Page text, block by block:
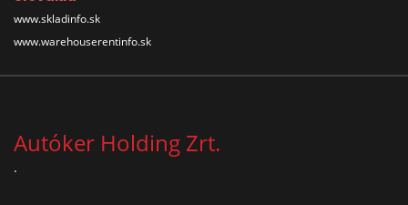
www.skladinfo.sk
www.warehouserentinfo.sk
Autóker Holding Zrt.
.